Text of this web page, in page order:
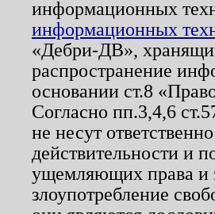
информационных
информационных
«Дебри-ДВ»,
распространение
основании ст.8
Согласно пп.3,4,6
не несут
действительности и
ущемляющих права и
злоупотребление